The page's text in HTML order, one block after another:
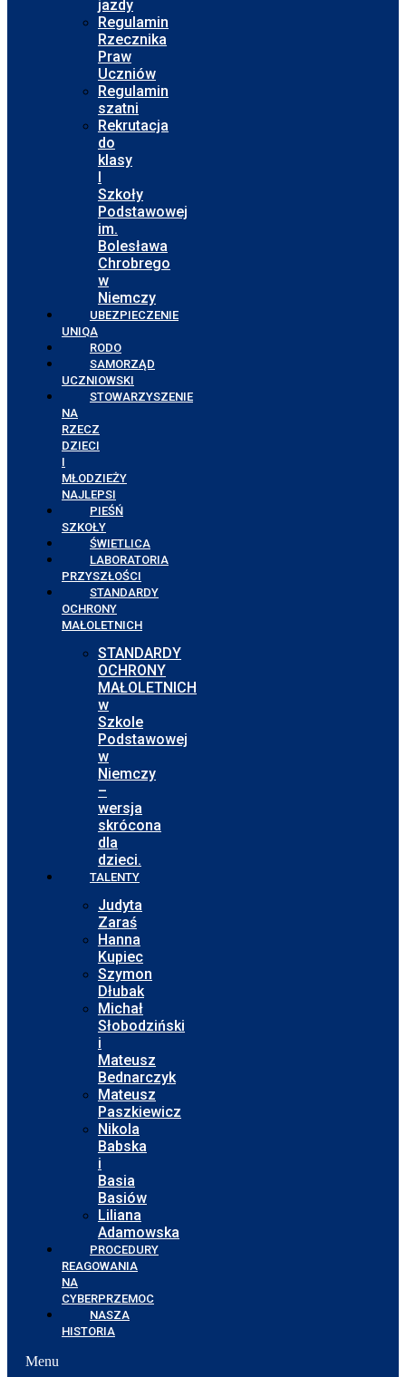
jazdy
Regulamin
Rzecznika
Praw
Uczniów
Regulamin
szatni
Rekrutacja
do
klasy
I
Szkoły
Podstawowej
im.
Bolesława
Chrobrego
w
Niemczy
UBEZPIECZENIE
UNIQA
RODO
SAMORZĄD
UCZNIOWSKI
STOWARZYSZENIE
NA
RZECZ
DZIECI
I
MŁODZIEŻY
NAJLEPSI
PIEŚŃ
SZKOŁY
ŚWIETLICA
LABORATORIA
PRZYSZŁOŚCI
STANDARDY
OCHRONY
MAŁOLETNICH
STANDARDY
OCHRONY
MAŁOLETNICH
w
Szkole
Podstawowej
w
Niemczy
–
wersja
skrócona
dla
dzieci.
TALENTY
Judyta
Zaraś
Hanna
Kupiec
Szymon
Dłubak
Michał
Słobodziński
i
Mateusz
Bednarczyk
Mateusz
Paszkiewicz
Nikola
Babska
i
Basia
Basiów
Liliana
Adamowska
PROCEDURY
REAGOWANIA
NA
CYBERPRZEMOC
NASZA
HISTORIA
Menu